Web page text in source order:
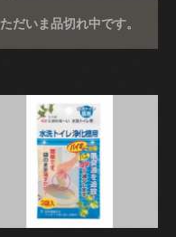
ただいま品切れ中です。